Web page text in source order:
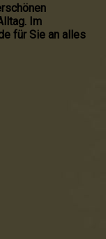
Im
für Sie an alles